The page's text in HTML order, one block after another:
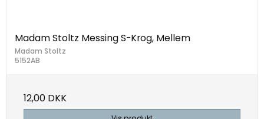
Madam Stoltz Messing S-Krog, Mellem
Madam Stoltz
5152AB
12,00 DKK